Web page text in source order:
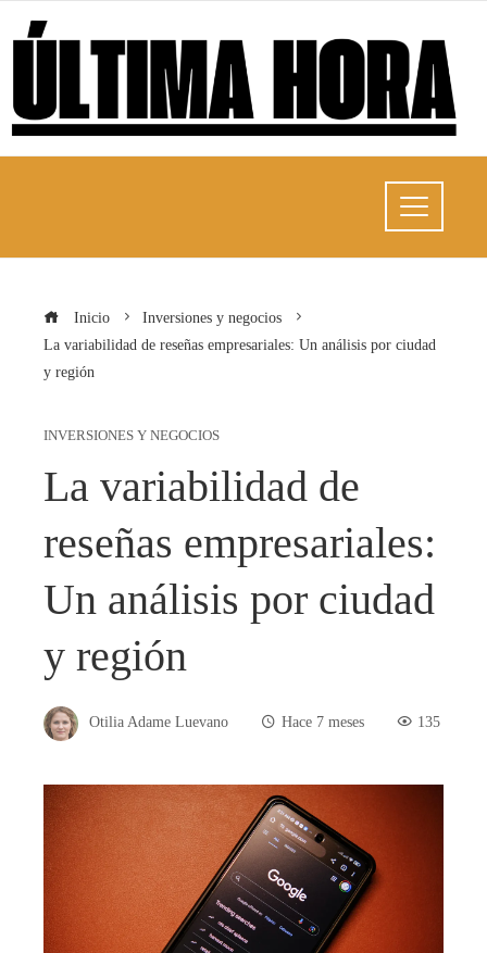
Inicio
Inversiones y negocios
La variabilidad de reseñas empresariales: Un análisis por ciudad
y región
INVERSIONES Y NEGOCIOS
La variabilidad de
reseñas empresariales:
Un análisis por ciudad
y región
Otilia Adame Luevano Hace 7 meses 135